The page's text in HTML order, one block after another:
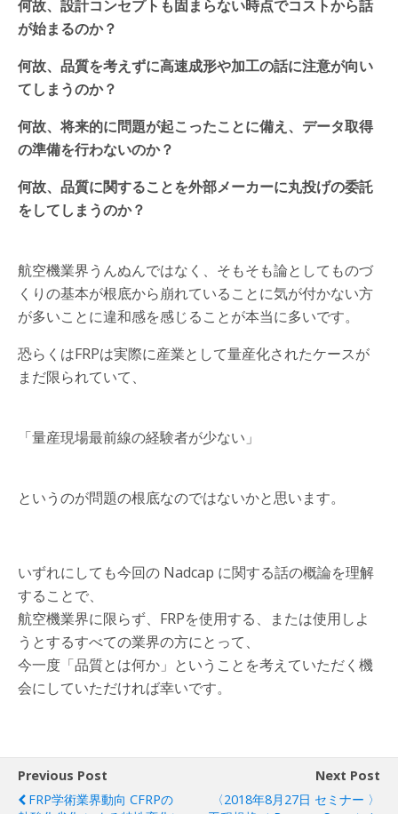
何故、設計コンセプトも固まらない時点でコストから話
が始まるのか？
何故、品質を考えずに高速成形や加工の話に注意が向い
てしまうのか？
何故、将来的に問題が起こったことに備え、データ取得
の準備を行わないのか？
何故、品質に関することを外部メーカーに丸投げの委託
をしてしまうのか？
航空機業界うんぬんではなく、そもそも論としてものづ
くりの基本が根底から崩れていることに気が付かない方
が多いことに違和感を感じることが本当に多いです。
恐らくはFRPは実際に産業として量産化されたケースが
まだ限られていて、
「量産現場最前線の経験者が少ない」
というのが問題の根底なのではないかと思います。
いずれにしても今回の Nadcap に関する話の概論を理解
することで、
航空機業界に限らず、FRPを使用する、または使用しよ
うとするすべての業界の方にとって、
今一度「品質とは何か」ということを考えていただく機
会にしていただければ幸いです。
Previous Post
FRP学術業界動向 CFRPの
Next Post
〈2018年8月27日 セミナー 〉